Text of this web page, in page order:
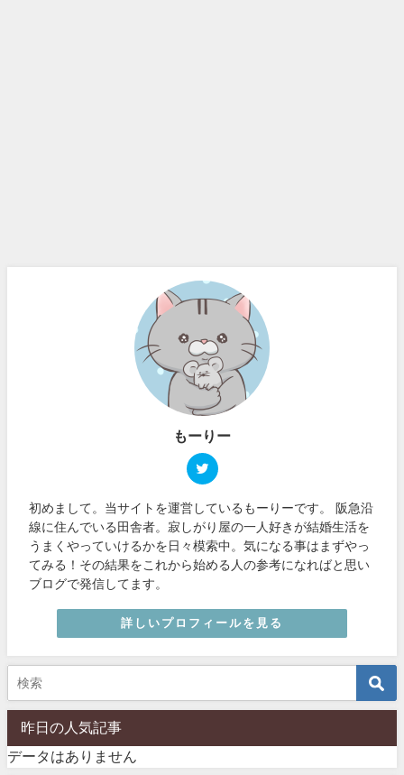
もーりー
初めまして。当サイトを運営しているもーりーです。 阪急沿
線に住んでいる田舎者。寂しがり屋の一人好きが結婚生活を
うまくやっていけるかを日々模索中。気になる事はまずやっ
てみる！その結果をこれから始める人の参考になればと思い
ブログで発信してます。
詳しいプロフィールを見る
昨日の人気記事
データはありません